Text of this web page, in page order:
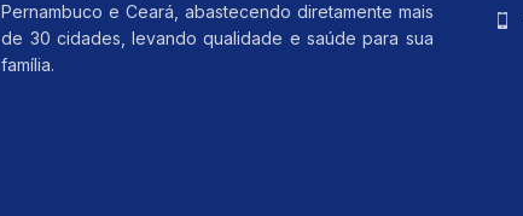
Pernambuco e Ceará, abastecendo diretamente mais
de 30 cidades, levando qualidade e saúde para sua
família.